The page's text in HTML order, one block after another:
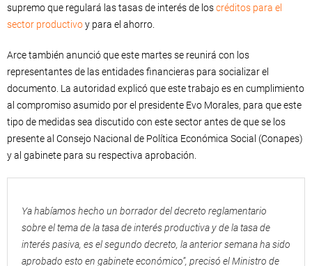
supremo que regulará las tasas de interés de loscréditos para el
sector productivoy para el ahorro.
Arce también anunció que este martes se reunirá con los
representantes de las entidades financieras para socializar el
documento. La autoridad explicó que este trabajo es en cumplimiento
al compromiso asumido por el presidente Evo Morales, para que este
tipo de medidas sea discutido con este sector antes de que se los
presente al Consejo Nacional de Política Económica Social (Conapes)
y al gabinete para su respectiva aprobación.
Ya habíamos hecho un borrador del decreto reglamentario
sobre el tema de la tasa de interés productiva y de la tasa de
interés pasiva, es el segundo decreto, la anterior semana ha sido
aprobado esto en gabinete económico”, precisó el Ministro de